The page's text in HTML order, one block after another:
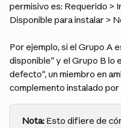
permisivo es: Requerido >
Disponible para instalar >
Por ejemplo, si el Grupo A
disponible" y el Grupo B lo
defecto", un miembro en
complemento instalado
Nota: Esto difiere de